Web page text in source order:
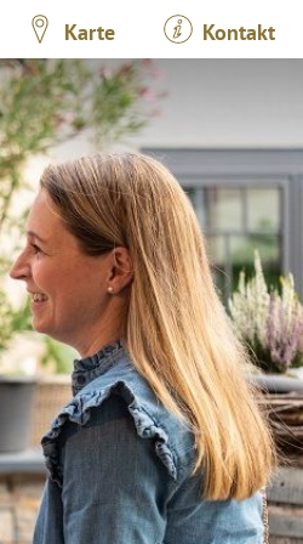
Karte Kontakt